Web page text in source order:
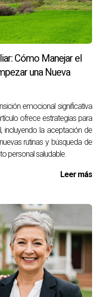
y no tengo
si no obtienes ganancia
pérdidas?
vendido con pérdidas. Sin
un registro detallado por
para vender mi
a mi situación
imponible del ahorro y
mencionados
no tendrás impacto
Cómo Manejar el
una Nueva
emocional significativa
ofrece estrategias para
incluyendo la aceptación de
rutinas y búsqueda de
personal saludable.
Leer más